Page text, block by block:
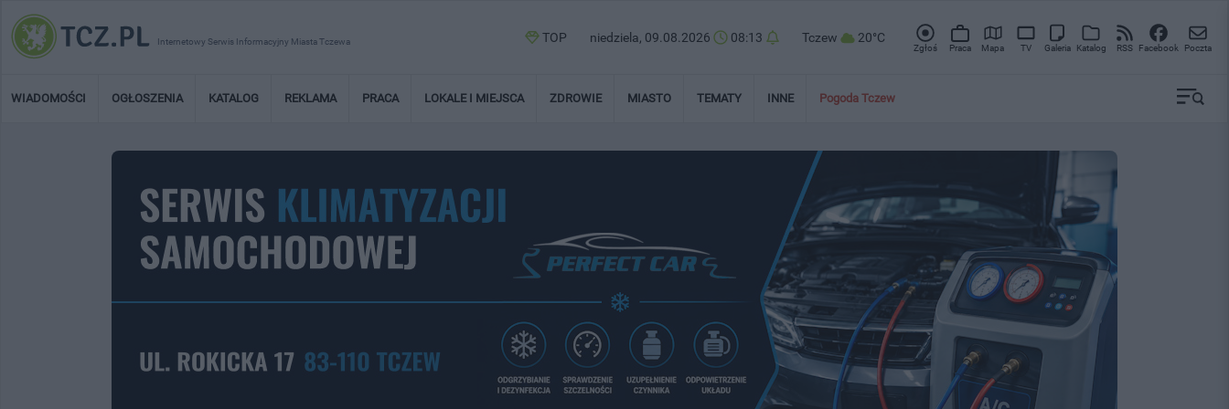
Internetowy Serwis Informacyjny Miasta Tczewa TOP niedziela, 09.08.2026 08:13 Tczew 20°C
Zgłoś Praca Mapa TV Galeria Katalog RSS Facebook Poczta
WIADOMOŚCI OGŁOSZENIA KATALOG REKLAMA PRACA LOKALE I MIEJSCA ZDROWIE MIASTO TEMATY INNE Pogoda Tczew